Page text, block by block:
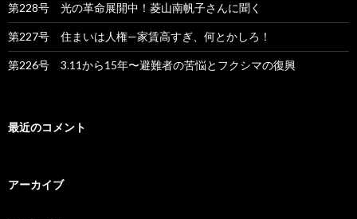
第228号 光の革命展開中！菱山南帆子さんに聞く
第227号 住まいは人権—家賃高すぎ、何とかしろ！
第226号 3.11から15年〜避難者の苦悩とフクシマの復興
最近のコメント
アーカイブ